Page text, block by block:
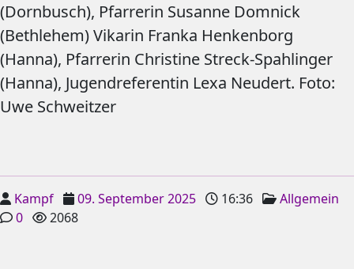
(Dornbusch), Pfarrerin Susanne Domnick
(Bethlehem) Vikarin Franka Henkenborg
(Hanna), Pfarrerin Christine Streck-Spahlinger
(Hanna), Jugendreferentin Lexa Neudert. Foto:
Uwe Schweitzer
Kampf 09. September 2025 16:36
Allgemein
0
2068